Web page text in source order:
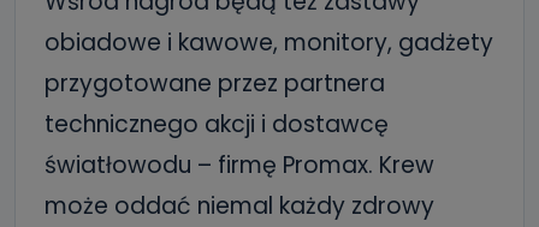
obiadowe i kawowe, monitory, gadżety
przygotowane przez partnera
technicznego akcji i dostawcę
światłowodu – firmę Promax. Krew
może oddać niemal każdy zdrowy